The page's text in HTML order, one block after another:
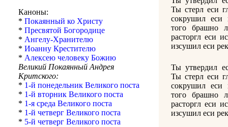
Каноны:
* Покаянный ко Христу
* Пресвятой Богородице
* Ангелу-Хранителю
* Иоанну Крестителю
* Алексею человеку Божию
Великий Покаянный Андрея
Критского:
* 1-й понедельник Великого поста
* 1-й вторник Великого поста
* 1-я среда Великого поста
* 1-й четверг Великого поста
* 5-й четверг Великого поста
Ты стерл еси
сокрушил еси
того брашно
расторгл еси
изсушил еси
Ты утвердил
Ты стерл еси
сокрушил еси
того брашно
расторгл еси
изсушил еси